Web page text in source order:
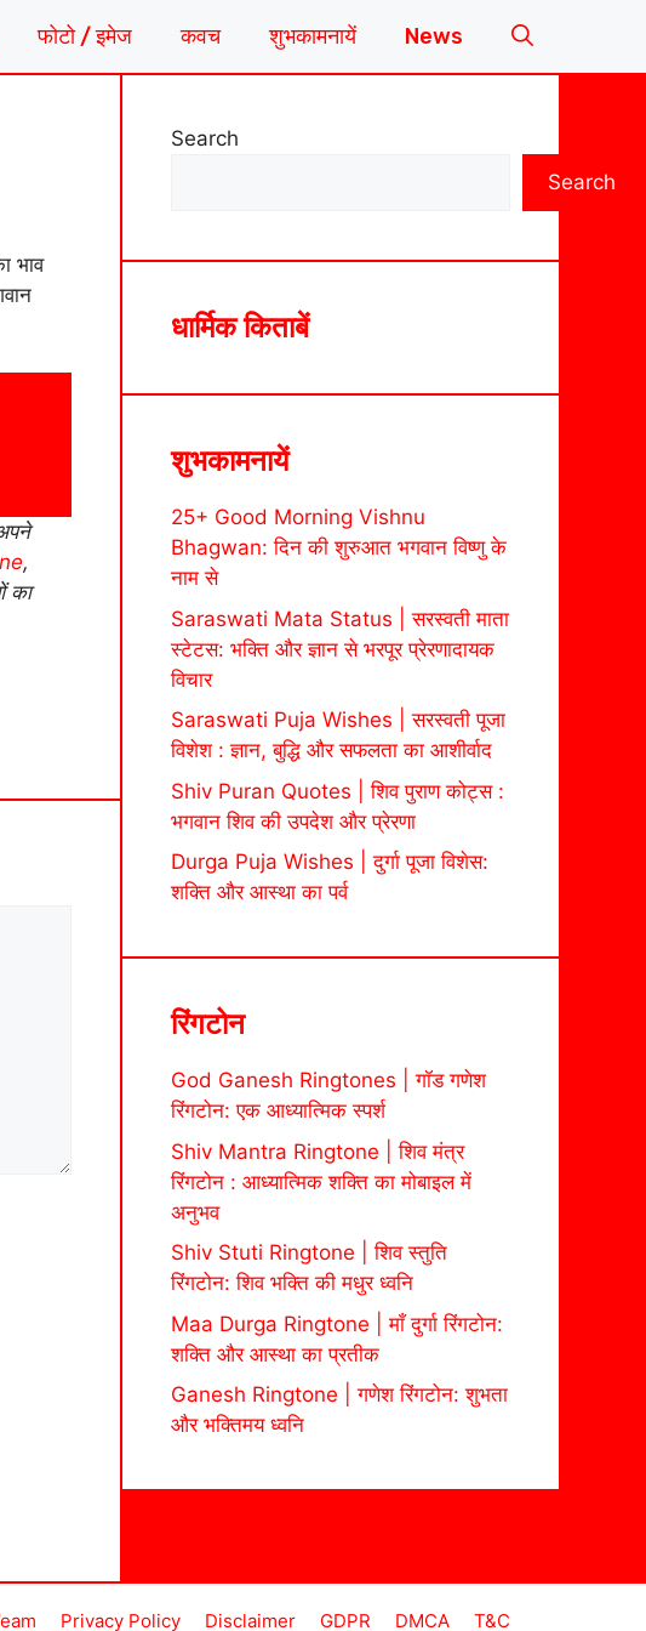
फोटो / इमेज कवच शुभकामनायें News
भाव
,
का
Search
Search
धार्मिक किताबें
शुभकामनायें
25+ Good Morning Vishnu
Bhagwan: दिन की शुरुआत भगवान विष्णु के
नाम से
Saraswati Mata Status | सरस्वती माता
स्टेटस: भक्ति और ज्ञान से भरपूर प्रेरणादायक
विचार
Saraswati Puja Wishes | सरस्वती पूजा
विशेश : ज्ञान, बुद्धि और सफलता का आशीर्वाद
Shiv Puran Quotes | शिव पुराण कोट्स :
भगवान शिव की उपदेश और प्रेरणा
Durga Puja Wishes | दुर्गा पूजा विशेस:
शक्ति और आस्था का पर्व
रिंगटोन
God Ganesh Ringtones | गॉड गणेश
रिंगटोन: एक आध्यात्मिक स्पर्श
Shiv Mantra Ringtone | शिव मंत्र
रिंगटोन : आध्यात्मिक शक्ति का मोबाइल में
अनुभव
Shiv Stuti Ringtone | शिव स्तुति
रिंगटोन: शिव भक्ति की मधुर ध्वनि
Maa Durga Ringtone | माँ दुर्गा रिंगटोन:
शक्ति और आस्था का प्रतीक
Ganesh Ringtone | गणेश रिंगटोन: शुभता
और भक्तिमय ध्वनि
Privacy Policy Disclaimer GDPR DMCA T&C